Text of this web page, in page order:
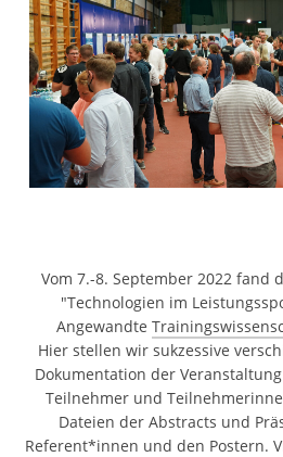
Vom 7.-8. September 2022 fand
"Technologien im
Angewandte
Hier stellen wir sukzessive
Dokumentation der
Teilnehmer und
Dateien der Abstracts und
Referent*innen und den Postern.